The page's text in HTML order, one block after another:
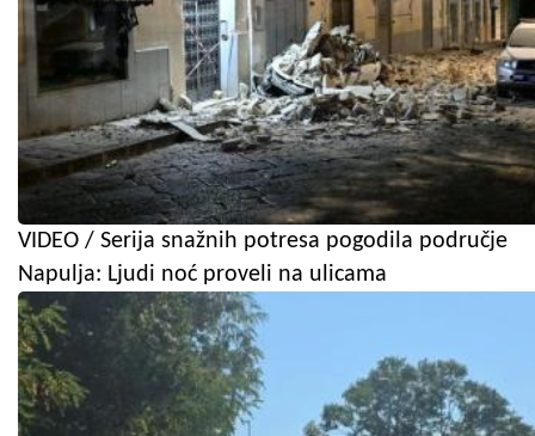
VIDEO / Serija snažnih potresa pogodila područje
Napulja: Ljudi noć proveli na ulicama